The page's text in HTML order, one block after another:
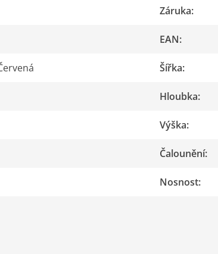
Záruka:
EAN:
Šířka:
Hloubka:
Výška:
Čalounění:
Nosnost: